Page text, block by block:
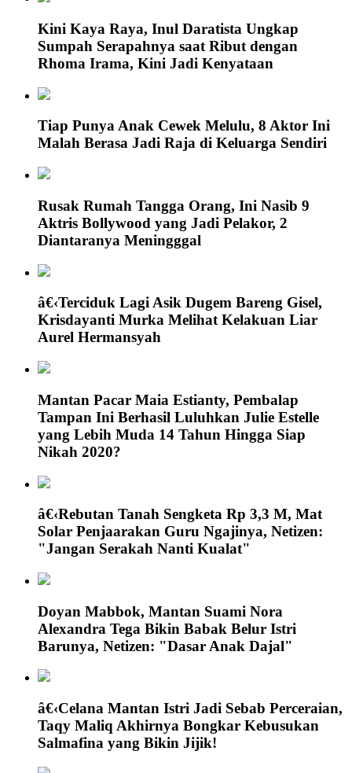
Kini Kaya Raya, Inul Daratista Ungkap
Sumpah Serapahnya saat Ribut dengan
Rhoma Irama, Kini Jadi Kenyataan
Tiap Punya Anak Cewek Melulu, 8 Aktor Ini
Malah Berasa Jadi Raja di Keluarga Sendiri
Rusak Rumah Tangga Orang, Ini Nasib 9
Aktris Bollywood yang Jadi Pelakor, 2
Diantaranya Meningggal
â€‹Terciduk Lagi Asik Dugem Bareng Gisel,
Krisdayanti Murka Melihat Kelakuan Liar
Aurel Hermansyah
Mantan Pacar Maia Estianty, Pembalap
Tampan Ini Berhasil Luluhkan Julie Estelle
yang Lebih Muda 14 Tahun Hingga Siap
Nikah 2020?
â€‹Rebutan Tanah Sengketa Rp 3,3 M, Mat
Solar Penjaarakan Guru Ngajinya, Netizen:
"Jangan Serakah Nanti Kualat"
Doyan Mabbok, Mantan Suami Nora
Alexandra Tega Bikin Babak Belur Istri
Barunya, Netizen: "Dasar Anak Dajal"
â€‹Celana Mantan Istri Jadi Sebab Perceraian,
Taqy Maliq Akhirnya Bongkar Kebusukan
Salmafina yang Bikin Jijik!